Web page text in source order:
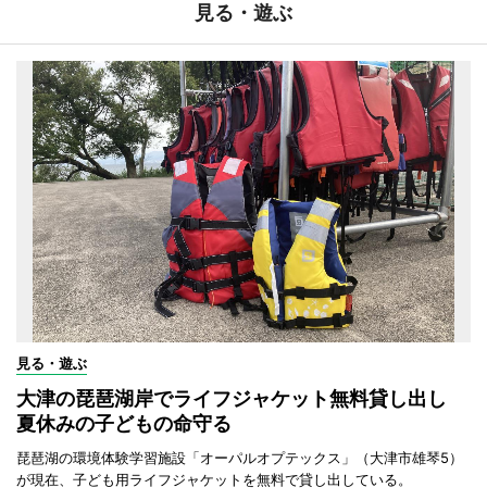
見る・遊ぶ
見る・遊ぶ
大津の琵琶湖岸でライフジャケット無料貸し出し
夏休みの子どもの命守る
琵琶湖の環境体験学習施設「オーパルオプテックス」（大津市雄琴5）
が現在、子ども用ライフジャケットを無料で貸し出している。